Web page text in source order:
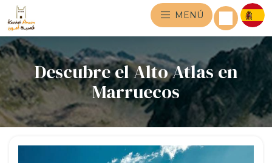
MENÚ
Descubre el Alto Atlas en
Marruecos